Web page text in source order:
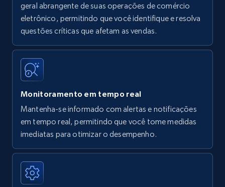
Amazon products - find products by using
upc numbers
Title, Seller name, Brand, Description, Initial
price, Currency, Availability, Reviews count, and
35.2K+
Amazon Reviews
URL, Product name, Product rating, Product
Author name, Asin, and more.
geral abrangente de suas operações de comércio
eletrônico, permitindo que você identifique e resolva
questões críticas que afetam as vendas.
Monitoramento em tempo real
Mantenha-se informado com alertas e notificações
em tempo real, permitindo que você tome medidas
imediatas para otimizar o desempenho.